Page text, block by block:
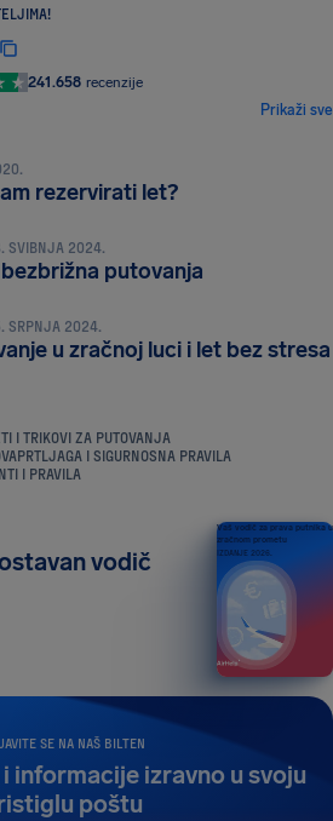
241.658 recenzije
Prikaži sve
rezervirati let?
SVIBNJA 2024.
putovanja
SRPNJA 2024.
u zračnoj luci i let bez stresa
I TRIKOVI ZA PUTOVANJA
PRTLJAGA I SIGURNOSNA PRAVILA
I PRAVILA
SE NA NAŠ BILTEN
informacije izravno u svoju
poštu
vodič
Vaš vodič za prava putnika u
zračnom prometu
IZDANJE 2026.